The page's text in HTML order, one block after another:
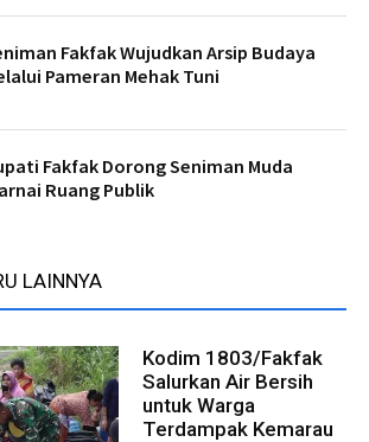
Fakfak Wujudkan Arsip Budaya
Pameran Mehak Tuni
Fakfak Dorong Seniman Muda
Ruang Publik
LAINNYA
Kodim 1803/Fakfak
Salurkan Air Bersih
untuk Warga
Terdampak Kemarau